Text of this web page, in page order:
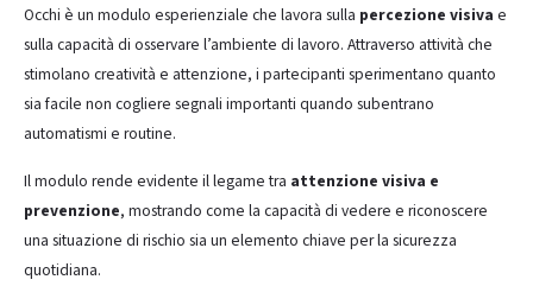
Occhi è un modulo esperienziale che lavora sulla percezione visiva e
sulla capacità di osservare l’ambiente di lavoro. Attraverso attività che
stimolano creatività e attenzione, i partecipanti sperimentano quanto
sia facile non cogliere segnali importanti quando subentrano
automatismi e routine.
Il modulo rende evidente il legame tra attenzione visiva e
prevenzione, mostrando come la capacità di vedere e riconoscere
una situazione di rischio sia un elemento chiave per la sicurezza
quotidiana.